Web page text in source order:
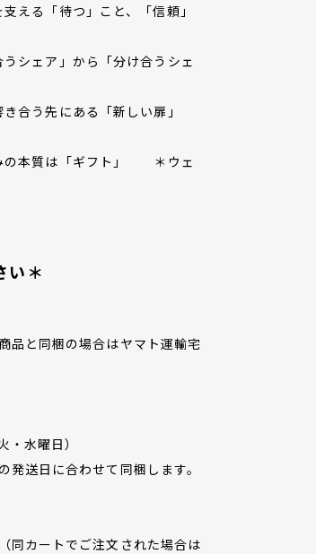
る「待つ」こと、「信頼」
ェア」から「分け合うシェ
合う先にある「新しい扉」
本質は「ギフト」 ＊ウェ
い＊
品と同梱の場合はヤマト運輸宅
水曜日）
送日に合わせて同梱します。
同カートでご注文された場合は